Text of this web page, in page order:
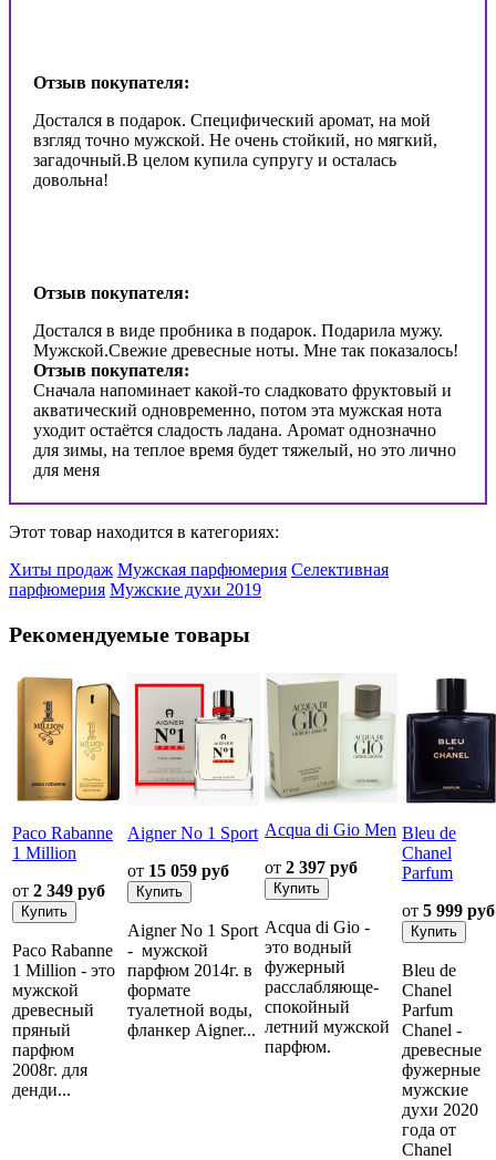
Отзыв покупателя:
Достался в подарок. Специфический аромат, на мой
взгляд точно мужской. Не очень стойкий, но мягкий,
загадочный.В целом купила супругу и осталась
довольна!
Отзыв покупателя:
Достался в виде пробника в подарок. Подарила мужу.
Мужской.Свежие древесные ноты. Мне так показалось!
Отзыв покупателя:
Сначала напоминает какой-то сладковато фруктовый и
акватический одновременно, потом эта мужская нота
уходит остаётся сладость ладана. Аромат однозначно
для зимы, на теплое время будет тяжелый, но это лично
для меня
Этот товар находится в категориях:
Хиты продаж Мужская парфюмерия Селективная
парфюмерия Мужские духи 2019
Рекомендуемые товары
Paco Rabanne
1 Million
от 2 349 руб
Paco Rabanne
1 Million - это
мужской
древесный
пряный
парфюм
2008г. для
денди...
Aigner No 1 Sport
от 15 059 руб
Aigner No 1 Sport
- мужской
парфюм 2014г. в
формате
туалетной воды,
фланкер Aigner...
Acqua di Gio Men
от 2 397 руб
Acqua di Gio -
это водный
фужерный
расслабляюще-
спокойный
летний мужской
парфюм.
Bleu de
Chanel
Parfum
от 5 999 руб
Bleu de
Chanel
Parfum
Chanel -
древесные
фужерные
мужские
духи 2020
года от
Chanel